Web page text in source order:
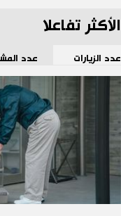
الأكثر تفاعلا
عدد الزيارات عدد